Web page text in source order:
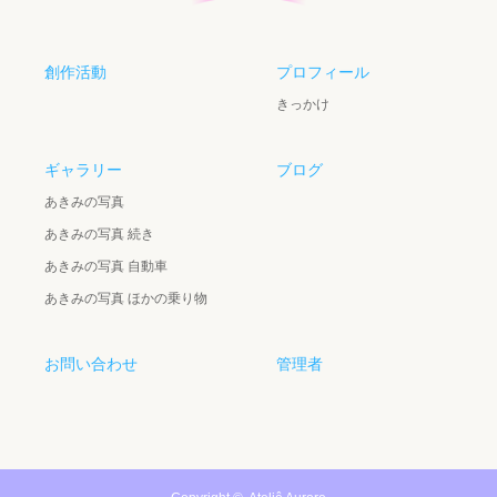
創作活動 プロフィール
きっかけ
ギャラリー
あきみの写真
あきみの写真 続き
あきみの写真 自動車
あきみの写真 ほかの乗り物
ブログ
お問い合わせ 管理者